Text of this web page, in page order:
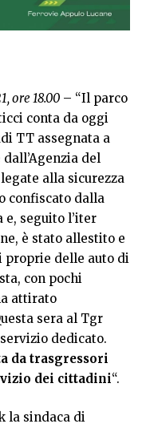
ore 18.00 – “Il parco
conta da oggi
TT assegnata a
del
alla sicurezza
confiscato dalla
seguito l’iter
è stato allestito e
proprie delle auto di
con pochi
attirato
sera al Tgr
dedicato.
da trasgressori
dei cittadini“.
la sindaca di